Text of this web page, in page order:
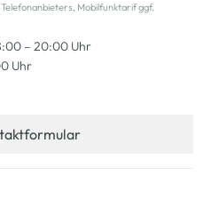
Mobilfunktarif ggf.
– 20:00 Uhr
Uhr